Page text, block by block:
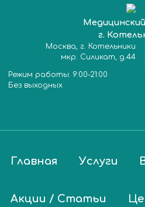
г.
Москва, г. Котельники
мкр. Силикат, д.44
Режим работы: 9:00-21:00
Без выходных
Главная Услуги
Акции / Статьи